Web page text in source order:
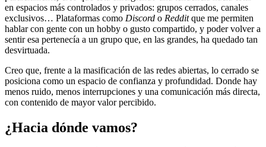
en espacios más controlados y privados: grupos cerrados, canales
exclusivos… Plataformas como Discord o Redditque me permiten
hablar con gente con un hobby o gusto compartido, y poder volver a
sentir esa pertenecía a un grupo que, en las grandes, ha quedado tan
desvirtuada.
Creo que, frente a la masificación de las redes abiertas, lo cerrado se
posiciona como un espacio de confianza y profundidad. Donde hay
menos ruido, menos interrupciones y una comunicación más directa,
con contenido de mayor valor percibido.
¿Hacia dónde vamos?